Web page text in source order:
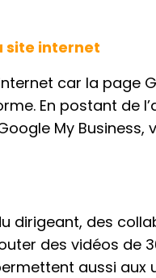
site internet
car la page
En postant de
My Business,
dirigeant, des
des vidéos de
aussi aux